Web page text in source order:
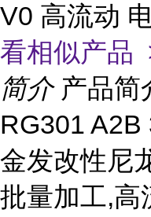
V0 高流动
看相似产品
简介 产品简
RG301
金发改性尼
批量加工,高